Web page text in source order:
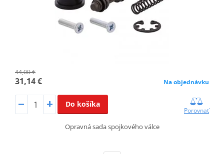
44,00 €
31,14 € Na objednávku
Do košíka
Porovnať
Opravná sada spojkového válce